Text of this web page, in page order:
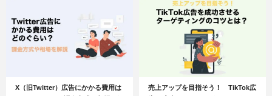
X（旧Twitter）広告にかかる費用は
売上アップを目指そう！ TikTok広